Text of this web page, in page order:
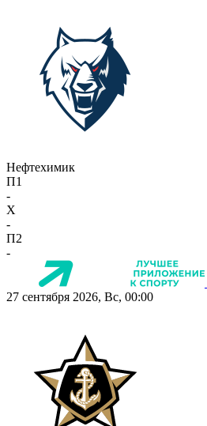
Нефтехимик
П1
-
X
-
П2
-
27 сентября 2026, Вс, 00:00